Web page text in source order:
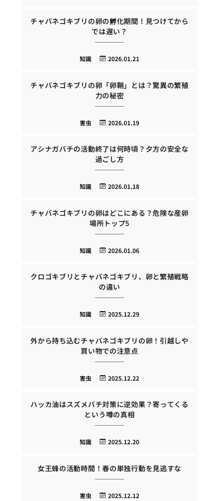
チャバネゴキブリの卵の孵化期間！見つけてから
では遅い？
2026.01.21
知識
チャバネゴキブリの卵「卵鞘」とは？驚異の繁殖
力の秘密
2026.01.19
害虫
アシナガバチの活動終了は何時頃？夕方の安全な
過ごし方
2026.01.18
知識
チャバネゴキブリの卵はどこにある？危険な産卵
場所トップ5
2026.01.06
知識
クロゴキブリとチャバネゴキブリ、卵と繁殖戦略
の違い
2025.12.29
知識
外から持ち込むチャバネゴキブリの卵！引越しや
買い物での注意点
2025.12.22
害虫
ハッカ油はスズメバチ対策に逆効果？寄ってくる
という噂の真相
2025.12.20
知識
女王蜂の活動時間！春の単独行動を見逃すな
2025.12.12
害虫